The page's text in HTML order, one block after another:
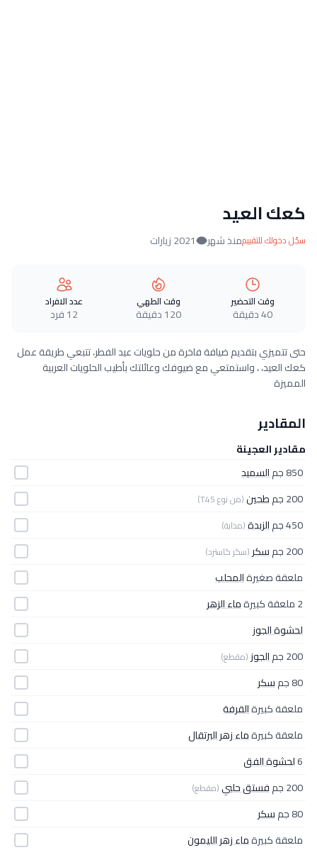
كعك العيد
سجّل دخولك للتقييممنذ شهر 2021 زيارات
وقت التحضير
40 دقيقة
وقت الطهي
120 دقيقة
عدد الافراد
12 فرد
حتى تتميزي بتقديم ضيافة فاخرة من حلويات عيد الفطر، تتبعي طريقة عمل
كعك العيد، ، واستمتعي مع ضيوفك وعائلتك بأطيب الحلويات العربية
المميزة
المقادير
مقادير العجينة
850 جم
السميد
200 جم
طحين(من نوع T45)
450 جم الزبدة(مذابة)
200 جم سكر (سكر كاسترد)
ملعقة صغيرةالمحلب
2 ملعقة كبيرة
ماء الزهر
لحشوة الجوز
200 جم
الجوز (مقطع)
80 جم
سكر
ملعقة كبيرةالقرفة
ملعقة كبيرةماء زهر البرتقال
6لحشوة الفق
200 جم
فستق حلبي (مقطع)
80 جم
سكر
ملعقة كبيرةماء زهر الليمون